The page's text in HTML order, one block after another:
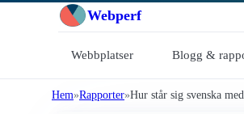
Webperf
Webbplatser Blogg &
Hem Rapporter Hur står sig svenska